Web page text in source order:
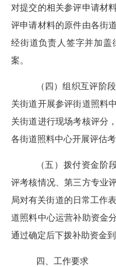
对提交的相关参评申请材
评申请材料的原件由各街
经街道负责人签字并加盖
案。
（四）组织互评阶段
关街道开展参评街道照料
关街道进行现场考核评分
各街道照料中心开展评估
（五 ）拨付资金阶
评考核情况、第三方专业
局对有关街道的日常工作
道照料中心运营补助资金
通过确定后下拨补助资金到
四、工作要求